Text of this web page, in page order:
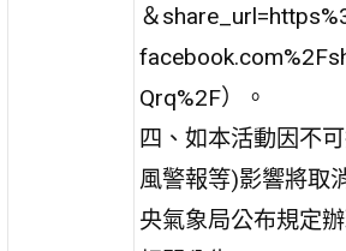
＆
Qrq%2F）。
四、如本活動因不
風警報等)影響將取
央氣象局公布規定